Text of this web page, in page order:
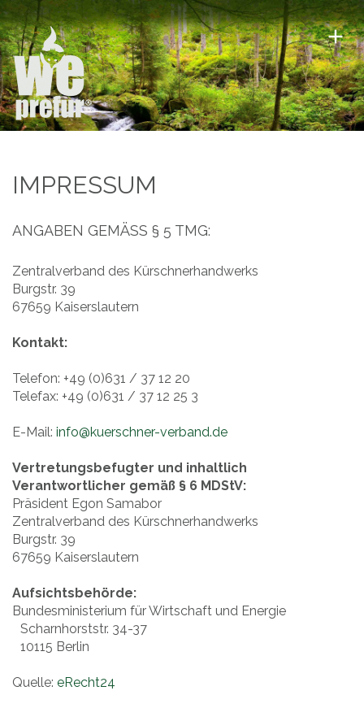
IMPRESSUM
ANGABEN GEMÄSS § 5 TMG:
Zentralverband des Kürschnerhandwerks
Burgstr. 39
67659 Kaiserslautern
Kontakt:
Telefon: +49 (0)631 / 37 12 20
Telefax: +49 (0)631 / 37 12 25 3
E-Mail: info@kuerschner-verband.de
Vertretungsbefugter und inhaltlich
Verantwortlicher gemäß § 6 MDStV:
Präsident Egon Samabor
Zentralverband des Kürschnerhandwerks
Burgstr. 39
67659 Kaiserslautern
Aufsichtsbehörde:
Bundesministerium für Wirtschaft und Energie
Scharnhorststr. 34-37
10115 Berlin
Quelle: eRecht24